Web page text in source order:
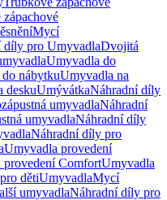
Mycí
díly pro UmyvadlaDvojitá
Umyvadla do
nábytkuUmyvadla na
deskuUmývátkaNáhradní díly
umyvadlaNáhradní
umyvadlaNáhradní díly
Náhradní díly pro
Umyvadla provedení
ComfortUmyvadla
dětiUmyvadlaMycí
umyvadlaNáhradní díly pro